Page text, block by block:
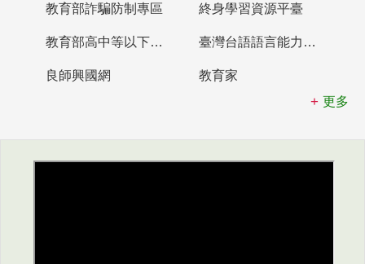
教育部詐騙防制專區 終身學習資源平臺
教育部高中等以下學校及幼兒園教師資格檢定考試 臺灣台語語言能力認證網站
良師興國網
教育家
更多